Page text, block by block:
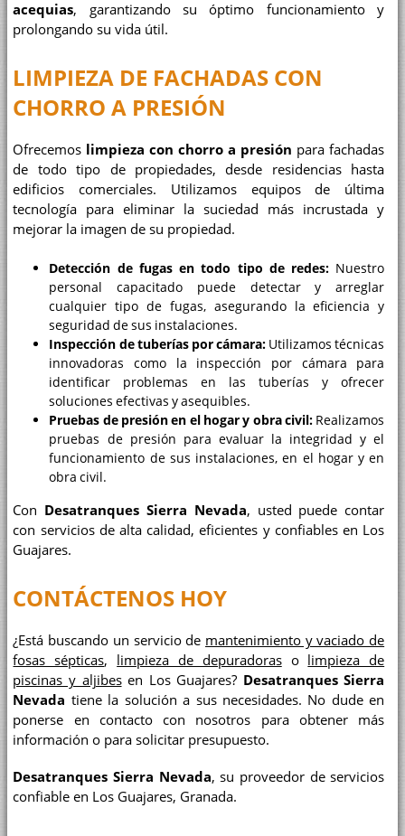
acequias, garantizando su óptimo funcionamiento y
prolongando su vida útil.
LIMPIEZA DE FACHADAS CON
CHORRO A PRESIÓN
Ofrecemos limpieza con chorro a presión para fachadas
de todo tipo de propiedades, desde residencias hasta
edificios comerciales. Utilizamos equipos de última
tecnología para eliminar la suciedad más incrustada y
mejorar la imagen de su propiedad.
Detección de fugas en todo tipo de redes:Nuestro
personal capacitado puede detectar y arreglar
cualquier tipo de fugas, asegurando la eficiencia y
seguridad de sus instalaciones.
Inspección de tuberías por cámara:Utilizamos técnicas
innovadoras como la inspección por cámara para
identificar problemas en las tuberías y ofrecer
soluciones efectivas y asequibles.
Pruebas de presión en el hogar y obra civil:Realizamos
pruebas de presión para evaluar la integridad y el
funcionamiento de sus instalaciones, en el hogar y en
obra civil.
Con Desatranques Sierra Nevada, usted puede contar
con servicios de alta calidad, eficientes y confiables en Los
Guajares.
CONTÁCTENOS HOY
¿Está buscando un servicio de mantenimiento y vaciado de
fosas sépticas, limpieza de depuradoraso limpieza de
piscinas y aljibesen Los Guajares? Desatranques Sierra
Nevada tiene la solución a sus necesidades. No dude en
ponerse en contacto con nosotros para obtener más
información o para solicitar presupuesto.
Desatranques Sierra Nevada, su proveedor de servicios
confiable en Los Guajares, Granada.